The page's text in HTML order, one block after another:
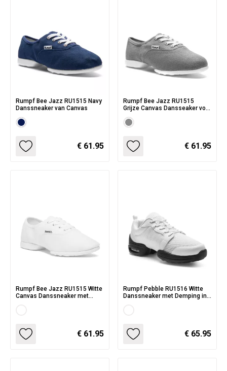
Rumpf Bee Jazz RU1515 Navy
Danssneaker van Canvas
€ 61.95
Rumpf Bee Jazz RU1515
Grijze Canvas Dansseaker voor
€ 61.95
Rumpf Bee Jazz RU1515 Witte
Canvas Danssneaker met
€ 61.95
Rumpf Pebble RU1516 Witte
Danssneaker met Demping in
€ 65.95